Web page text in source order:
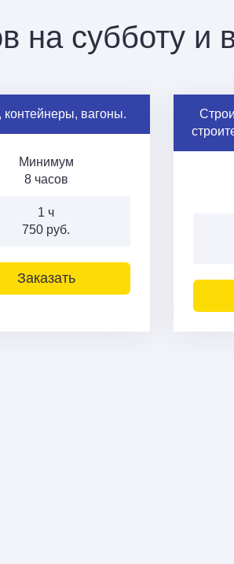
на субботу и
вагоны.
Минимум
8 часов
1 ч
750 руб.
Заказать